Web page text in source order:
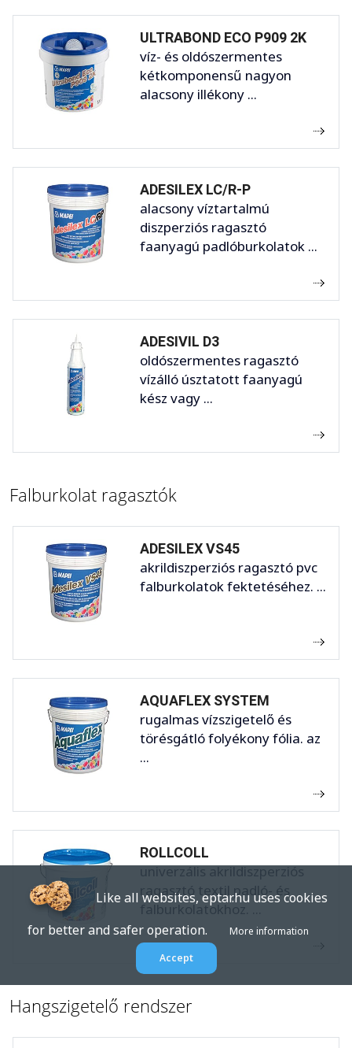
ULTRABOND ECO P909 2K
víz- és oldószermentes
kétkomponensű nagyon
alacsony illékony ...
ADESILEX LC/R-P
alacsony víztartalmú
diszperziós ragasztó
faanyagú padlóburkolatok ...
ADESIVIL D3
oldószermentes ragasztó
vízálló úsztatott faanyagú
kész vagy ...
Falburkolat ragasztók
ADESILEX VS45
akrildiszperziós ragasztó pvc
falburkolatok fektetéséhez. ...
AQUAFLEX SYSTEM
rugalmas vízszigetelő és
törésgátló folyékony fólia. az
...
ROLLCOLL
univerzális akrildiszperziós
ragasztó textil padló- és
falburkolatokhoz. ...
Hangszigetelő rendszer
Like all websites, eptar.hu uses cookies
for better and safer operation.
More information
Accept